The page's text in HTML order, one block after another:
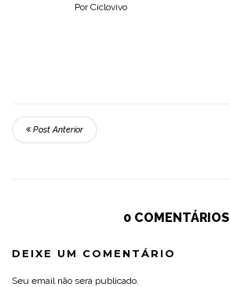
Por Ciclovivo
Post Anterior
0 COMENTÁRIOS
DEIXE UM COMENTÁRIO
Seu email não será publicado.